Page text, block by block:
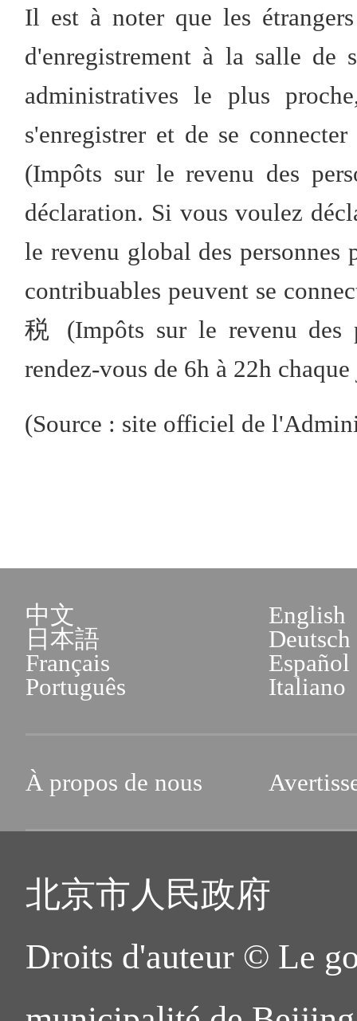
Il est à noter que les
d'enregistrement à la salle de
administratives le plus
s'enregistrer et de se
(Impôts sur le revenu des
déclaration. Si vous voulez
le revenu global des personnes
contribuables peuvent se
税 (Impôts sur le revenu des
rendez-vous de 6h à 22h
(Source : site officiel de
中文
English
日本語
Deutsch
Français
Español
Português
Italiano
À propos de nous
北京市人民政府
Droits d'auteur © Le